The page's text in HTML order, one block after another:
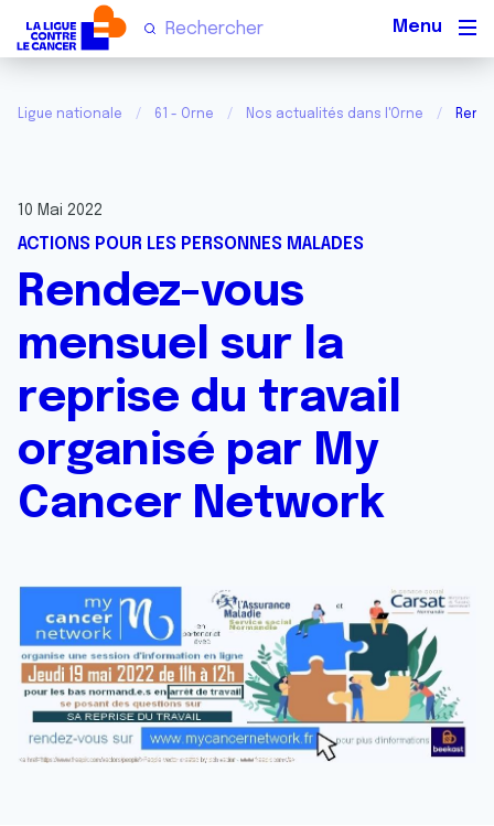
Ligue nationale 61 - Orne Nos actualités dans l'Orne
10 Mai 2022
ACTIONS POUR LES PERSONNES MALADES
Rendez-vous
mensuel sur la
reprise du travail
organisé par My
Cancer Network